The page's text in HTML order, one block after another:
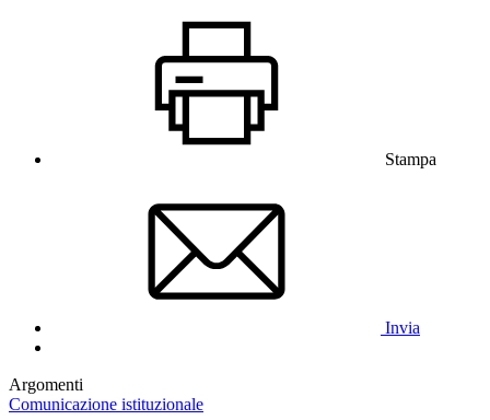
Stampa
Invia
Argomenti
Comunicazione istituzionale